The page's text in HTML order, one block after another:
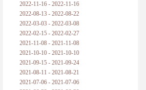
2022-11-16 - 2022-11-16
2022-08-13 - 2022-08-22
2022-03-03 - 2022-03-08
2022-02-15 - 2022-02-27
2021-11-08 - 2021-11-08
2021-10-10 - 2021-10-10
2021-09-15 - 2021-09-24
2021-08-11 - 2021-08-21
2021-07-06 - 2021-07-06